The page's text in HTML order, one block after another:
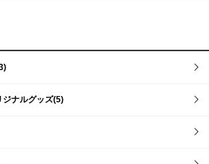
ジナルグッズ(5)